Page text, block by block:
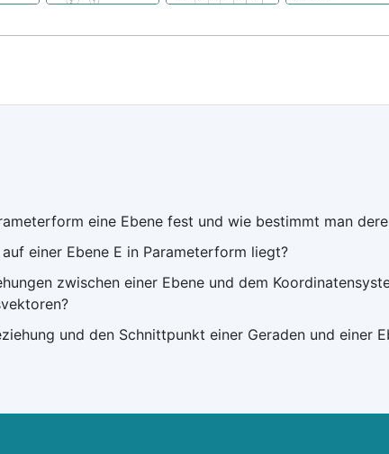
eine Ebene fest und wie bestimmt man
einer Ebene E in Parameterform liegt?
zwischen einer Ebene und dem
und den Schnittpunkt einer Geraden und einer